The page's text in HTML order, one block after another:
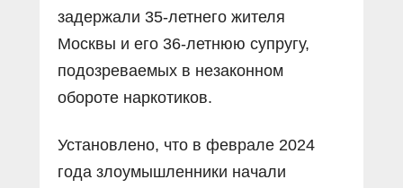
задержали 35-летнего жителя
Москвы и его 36-летнюю супругу,
подозреваемых в незаконном
обороте наркотиков.
Установлено, что в феврале 2024
года злоумышленники начали